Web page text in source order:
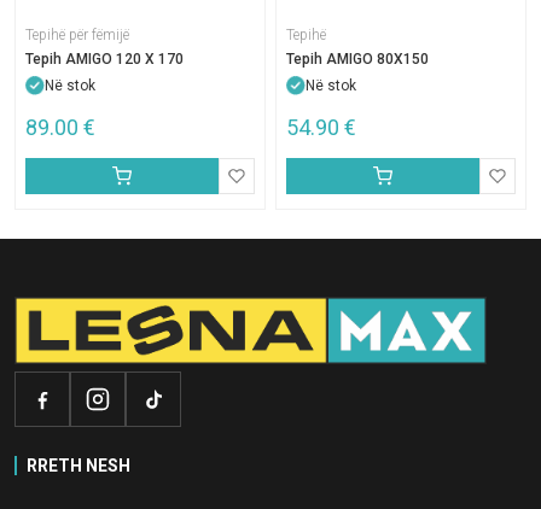
Tepihë për fëmijë
Tepih AMIGO 120 X 170
Në stok
89.00 €
Tepihë
Tepih AMIGO 80X150
Në stok
54.90 €
RRETH NESH